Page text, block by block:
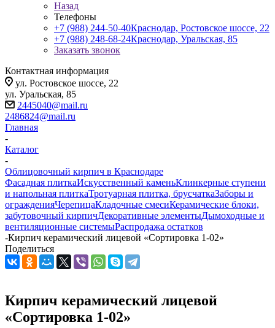
Назад
Телефоны
+7 (988) 244-50-40Краснодар, Ростовское шоссе, 22
+7 (988) 248-68-24Краснодар, Уральская, 85
Заказать звонок
Контактная информация
ул. Ростовское шоссе, 22
ул. Уральская, 85
2445040@mail.ru
2486824@mail.ru
Главная
-
Каталог
-
Облицовочный кирпич в Краснодаре
Фасадная плиткаИскусственный каменьКлинкерные ступени
и напольная плиткаТротуарная плитка, брусчаткаЗаборы и
огражденияЧерепицаКладочные смесиКерамические блоки,
забутовочный кирпичДекоративные элементыДымоходные и
вентиляционные системыРаспродажа остатков
-Кирпич керамический лицевой «Сортировка 1-02»
Поделиться
Кирпич керамический лицевой
«Сортировка 1-02»